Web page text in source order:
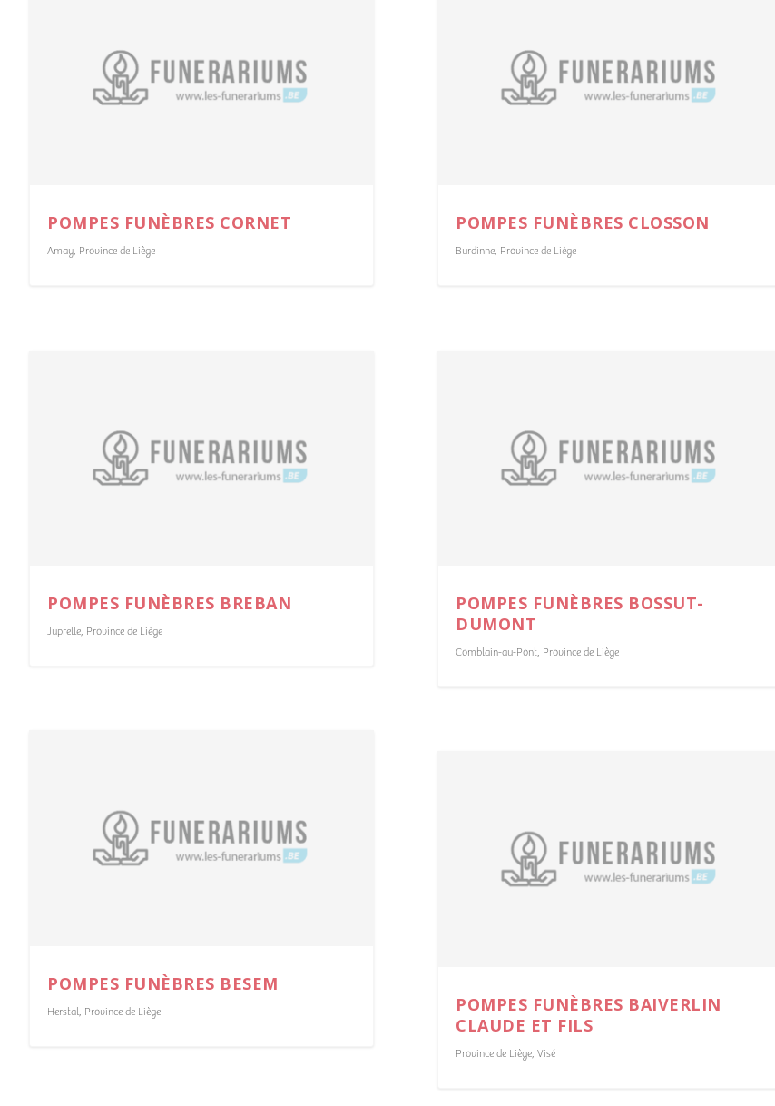
POMPES FUNÈBRES CORNET
Amay, Province de Liège
POMPES FUNÈBRES BREBAN
Juprelle, Province de Liège
POMPES FUNÈBRES BESEM
Herstal, Province de Liège
POMPES FUNÈBRES CLOSSON
Burdinne, Province de Liège
POMPES FUNÈBRES BOSSUT-
DUMONT
Comblain-au-Pont, Province de Liège
POMPES FUNÈBRES BAIVERLIN
CLAUDE ET FILS
Province de Liège,Visé